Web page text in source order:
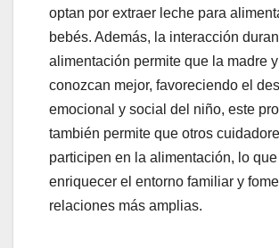
optan por extraer leche para
bebés. Además, la interacción
alimentación permite que la madre
conozcan mejor, favoreciendo el
emocional y social del niño, este
también permite que otros
participen en la alimentación, lo
enriquecer el entorno familiar y
relaciones más amplias.